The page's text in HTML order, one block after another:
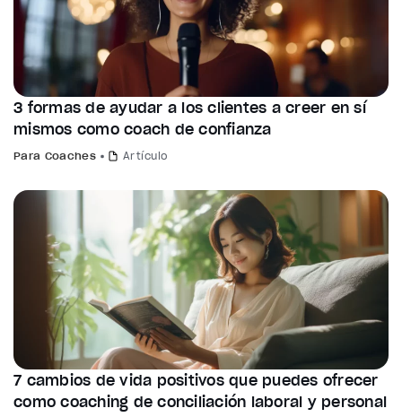
3 formas de ayudar a los clientes a creer en sí
mismos como coach de confianza
Para Coaches Artículo
7 cambios de vida positivos que puedes ofrecer
como coaching de conciliación laboral y personal